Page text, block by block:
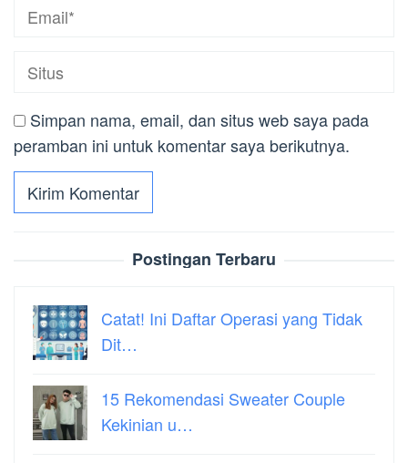
Simpan nama, email, dan situs web saya pada
peramban ini untuk komentar saya berikutnya.
Postingan Terbaru
Catat! Ini Daftar Operasi yang Tidak
Dit…
15 Rekomendasi Sweater Couple
Kekinian u…